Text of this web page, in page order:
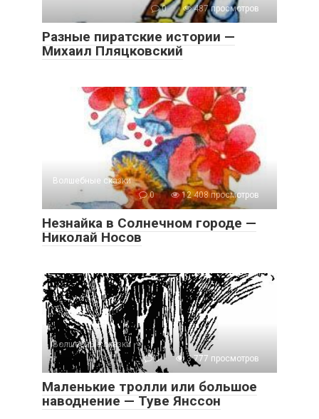
0
487 просмотров
Разные пиратские истории —
Михаил Пляцковский
Волшебные сказки
0
12 408 просмотров
Незнайка в Солнечном городе —
Николай Носов
Волшебные сказки
0
3 777 просмотров
Маленькие тролли или большое
наводнение — Туве Янссон